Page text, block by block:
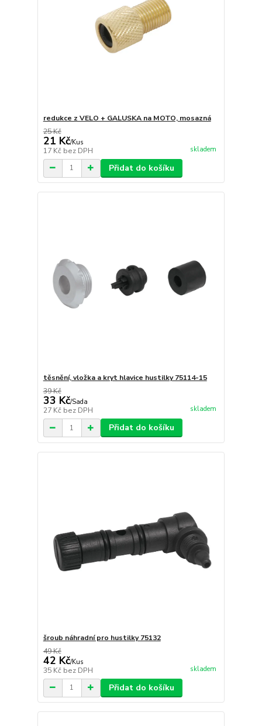
redukce z VELO + GALUSKA na MOTO, mosazná
25 Kč
21 Kč/Kus
17 Kč bez DPH skladem
Přidat do košíku
těsnění, vložka a kryt hlavice hustilky 75114-15
39 Kč
33 Kč/Sada
27 Kč bez DPH skladem
Přidat do košíku
šroub náhradní pro hustilky 75132
49 Kč
42 Kč/Kus
35 Kč bez DPH skladem
Přidat do košíku